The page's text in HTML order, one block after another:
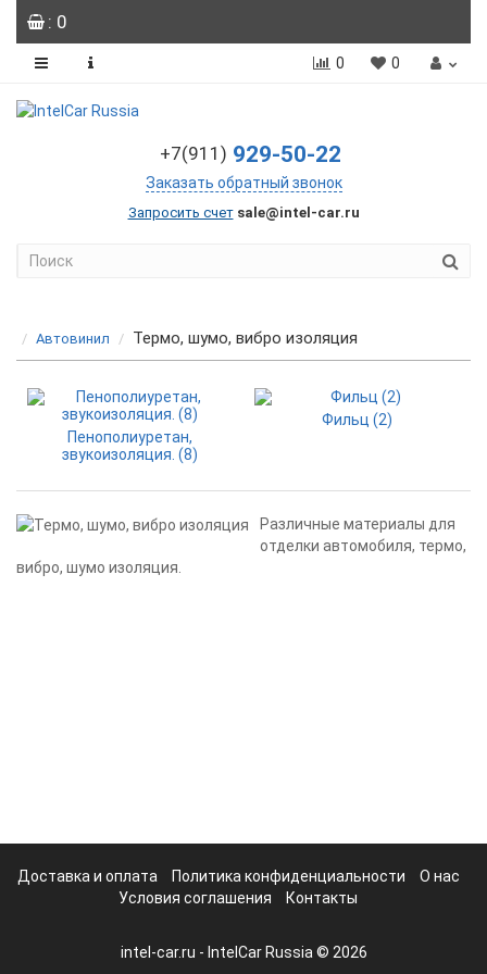
: 0
0 0
+7(911) 929-50-22
Заказать обратный звонок
Запросить счет sale@intel-car.ru
Автовинил Термо, шумо, вибро изоляция
Пенополиуретан,
звукоизоляция. (8)
Фильц (2)
Различные материалы для
отделки автомобиля, термо,
вибро, шумо изоляция.
Доставка и оплата Политика конфиденциальности
О нас
Условия соглашения
Контакты
intel-car.ru - IntelCar Russia © 2026